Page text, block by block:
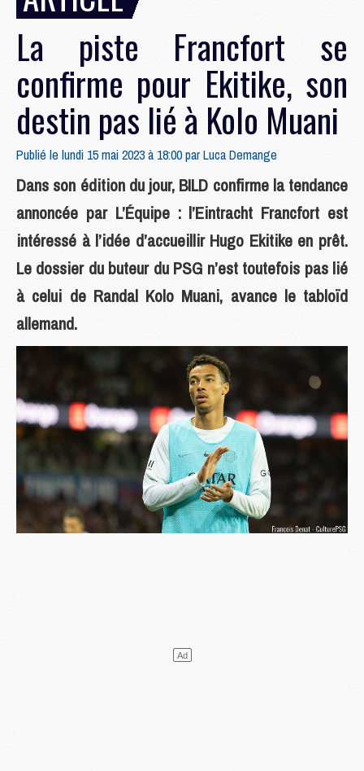
La piste Francfort se
confirme pour Ekitike, son
destin pas lié à Kolo Muani
Publié le lundi 15 mai 2023 à 18:00 parLuca Demange
Dans son édition du jour, BILD confirme la tendance
annoncée par L’Équipe : l’Eintracht Francfort est
intéressé à l’idée d’accueillir Hugo Ekitike en prêt.
Le dossier du buteur du PSG n’est toutefois pas lié
à celui de Randal Kolo Muani, avance le tabloïd
allemand.